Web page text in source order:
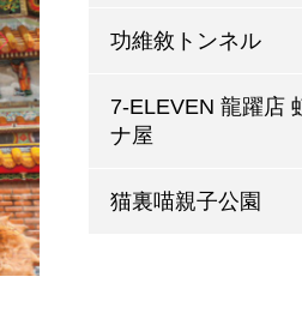
功維敘トンネル
7-ELEVEN 龍躍店
ナ屋
猫裏喵親子公園